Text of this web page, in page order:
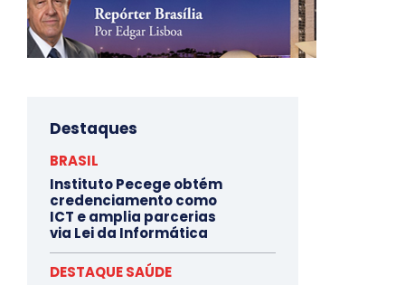
Destaques
BRASIL
Instituto Pecege obtém
credenciamento como
ICT e amplia parcerias
via Lei da Informática
DESTAQUE SAÚDE